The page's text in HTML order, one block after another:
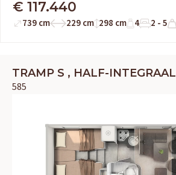
€ 117.440
739 cm 229 cm 298 cm 4 2 - 5
TRAMP S , HALF-INTEGRAAL
585